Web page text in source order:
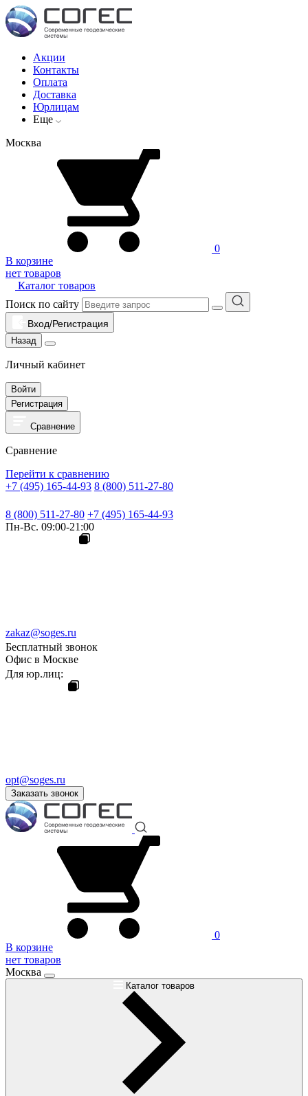
Акции
Контакты
Оплата
Доставка
Юрлицам
Еще
Москва
0
В корзине
нет товаров
Каталог товаров
Поиск по сайту
Вход/Регистрация
Назад
Личный кабинет
Войти
Регистрация
Сравнение
Сравнение
Перейти к сравнению
+7 (495) 165-44-93 8 (800) 511-27-80
8 (800) 511-27-80 +7 (495) 165-44-93
Пн-Вс. 09:00-21:00
zakaz@soges.ru
Бесплатный звонок
Офис в Москве
Для юр.лиц:
opt@soges.ru
Заказать звонок
0
В корзине
нет товаров
Москва
Каталог товаров